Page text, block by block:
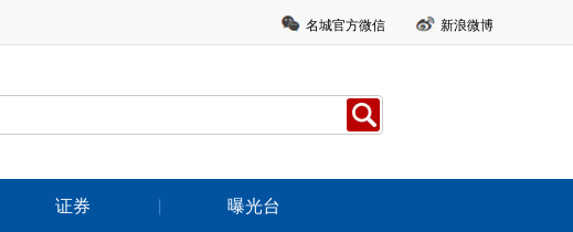
名城官方微信 新浪微博
证券 曝光台